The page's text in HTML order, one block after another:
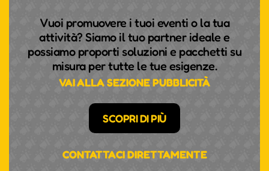
Vuoi promuovere i tuoi eventi o la tua
attività? Siamo il tuo partner ideale e
possiamo proporti soluzioni e pacchetti su
misura per tutte le tue esigenze.
VAI ALLA SEZIONE PUBBLICITÀ
SCOPRI DI PIÙ
CONTATTACI DIRETTAMENTE